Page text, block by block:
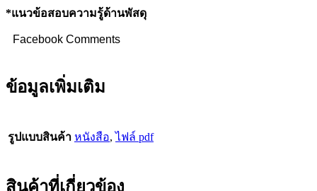
*แนวข้อสอบความรู้ด้านพัสดุ
Facebook Comments
ข้อมูลเพิ่มเติม
รูปแบบสินค้า หนังสือ,ไฟล์ pdf
สินค้าที่เกี่ยวข้อง